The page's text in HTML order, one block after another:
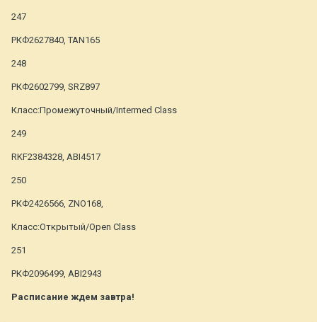
247
РКФ2627840, TAN165
248
РКФ2602799, SRZ897
Класс:Промежуточный/Intermed Class
249
RKF2384328, ABI4517
250
РКФ2426566, ZNO168,
Класс:Открытый/Open Class
251
РКФ2096499, ABI2943
Расписание ждем завтра!